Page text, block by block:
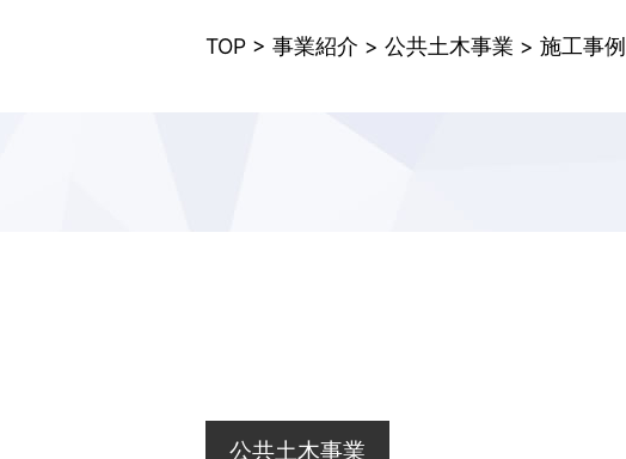
TOP > 事業紹介 > 公共土木事業 > 施工事例
公共土木事業